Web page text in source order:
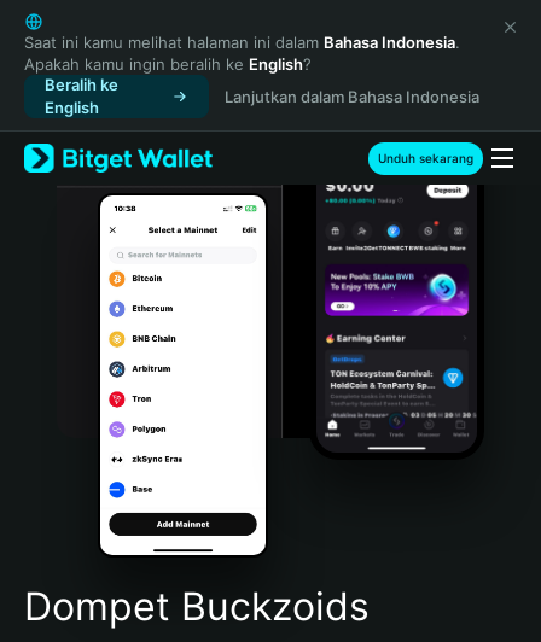
English
日本語
Tiếng Việt
Русский
Español (Latinoamérica)
Türkçe
Italiano
Português (Portugal)
Bahasa Indonesia
Português (Brasil)
Español (Argentina)
Saat ini kamu melihat halaman ini dalam Bahasa Indonesia.
Apakah kamu ingin beralih ke English?
Beralih ke
English
Lanjutkan dalam Bahasa Indonesia
Unduh sekarang
Dompet Buckzoids